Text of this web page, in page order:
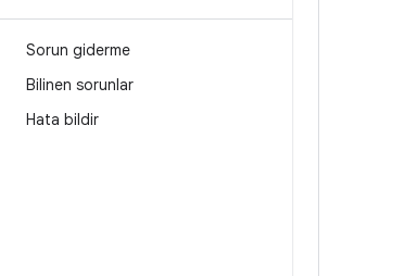
Sorun giderme
Bilinen sorunlar
Hata bildir